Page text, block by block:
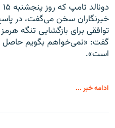
خبرنگاران سخن می‌گفت، در
توافقی برای بازگشایی تنگه
گفت: «نمی‌خواهم بگویم حاصل
است».
ادامه خبر ...